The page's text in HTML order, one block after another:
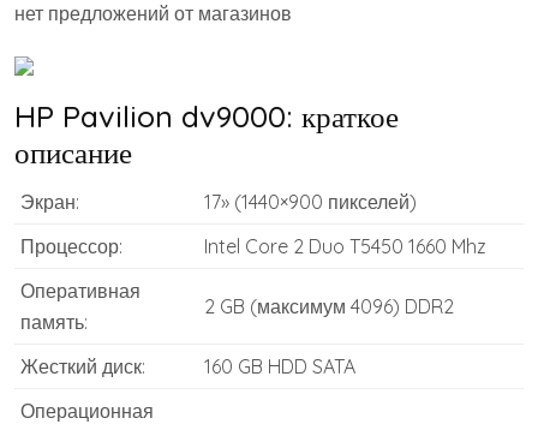
нет предложений от магазинов
HP Pavilion dv9000: краткое
описание
Экран:
17» (1440×900 пикселей)
Процессор:
Intel Core 2 Duo T5450 1660 Mhz
Оперативная
память:
2 GB (максимум 4096) DDR2
Жесткий диск:
160 GB HDD SATA
Операционная